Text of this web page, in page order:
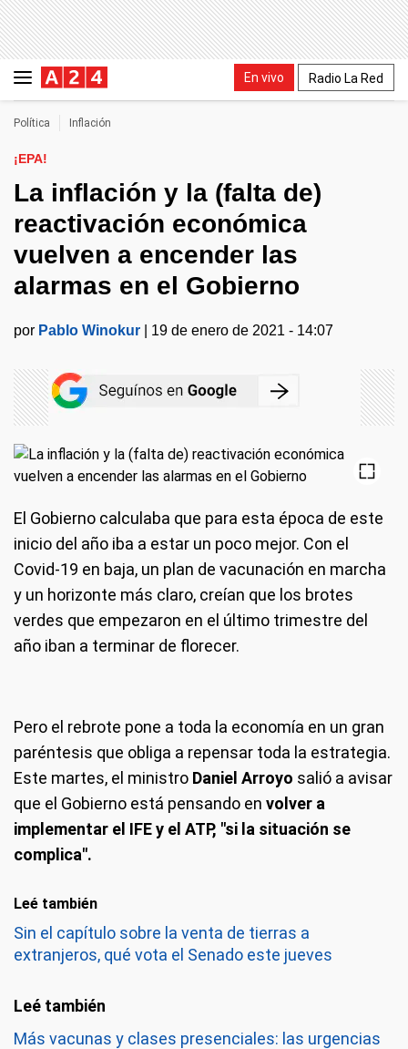
En vivo Radio La Red
Política Inflación
¡EPA!
La inflación y la (falta de)
reactivación económica
vuelven a encender las
alarmas en el Gobierno
por Pablo Winokur 19 de enero de 2021 - 14:07
El Gobierno calculaba que para esta época de este
inicio del año iba a estar un poco mejor. Con el
Covid-19 en baja, un plan de vacunación en marcha
y un horizonte más claro, creían que los brotes
verdes que empezaron en el último trimestre del
año iban a terminar de florecer.
Pero el rebrote pone a toda la economía en un gran
paréntesis que obliga a repensar toda la estrategia.
Este martes, el ministro Daniel Arroyo salió a avisar
que el Gobierno está pensando en volver a
implementar el IFE y el ATP, "si la situación se
complica".
Leé también
Sin el capítulo sobre la venta de tierras a
extranjeros, qué vota el Senado este jueves
Más vacunas y clases presenciales: las urgencias